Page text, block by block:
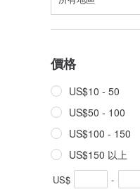
價格
US$10 - 50
US$50 - 100
US$100 - 150
US$150 以上
US$ -